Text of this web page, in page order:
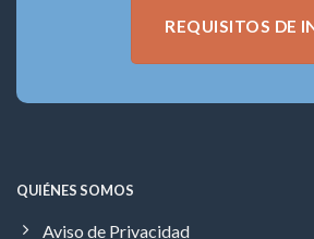
REQUISITOS DE
QUIÉNES SOMOS
Aviso de Privacidad